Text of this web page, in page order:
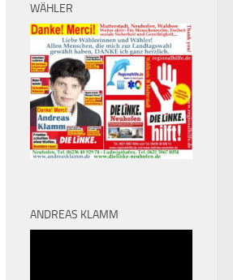
WÄHLER
ANDREAS KLAMM